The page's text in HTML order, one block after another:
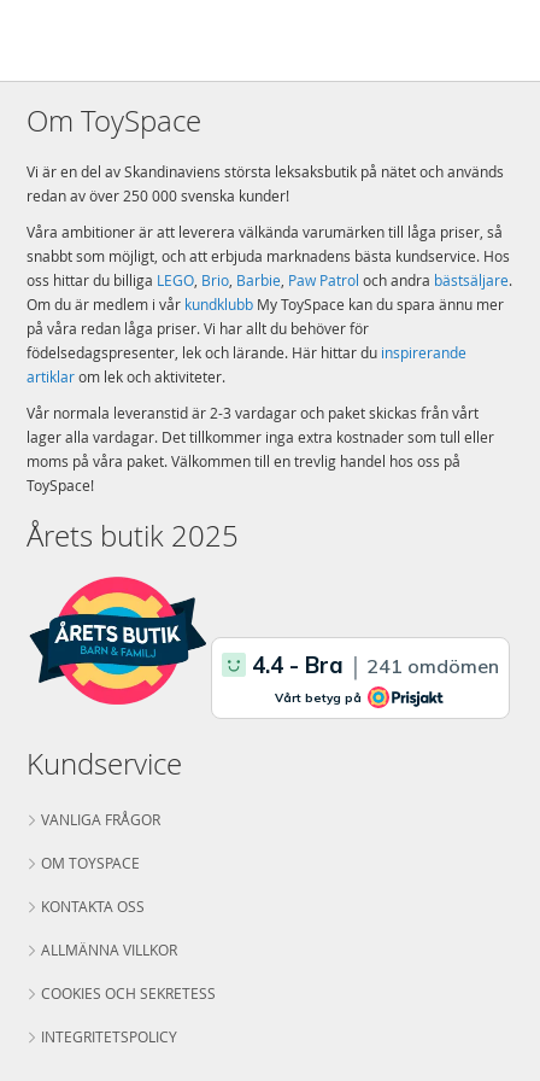
Om ToySpace
Vi är en del av Skandinaviens största leksaksbutik på nätet och används
redan av över 250 000 svenska kunder!
Våra ambitioner är att leverera välkända varumärken till låga priser, så
snabbt som möjligt, och att erbjuda marknadens bästa kundservice. Hos
oss hittar du billiga LEGO, Brio, Barbie, Paw Patrol och andra bästsäljare.
Om du är medlem i vår kundklubb My ToySpace kan du spara ännu mer
på våra redan låga priser. Vi har allt du behöver för
födelsedagspresenter, lek och lärande. Här hittar du inspirerande
artiklarom lek och aktiviteter.
Vår normala leveranstid är 2-3 vardagar och paket skickas från vårt
lager alla vardagar. Det tillkommer inga extra kostnader som tull eller
moms på våra paket. Välkommen till en trevlig handel hos oss på
ToySpace!
Årets butik 2025
Kundservice
VANLIGA FRÅGOR
OM TOYSPACE
KONTAKTA OSS
ALLMÄNNA VILLKOR
COOKIES OCH SEKRETESS
INTEGRITETSPOLICY